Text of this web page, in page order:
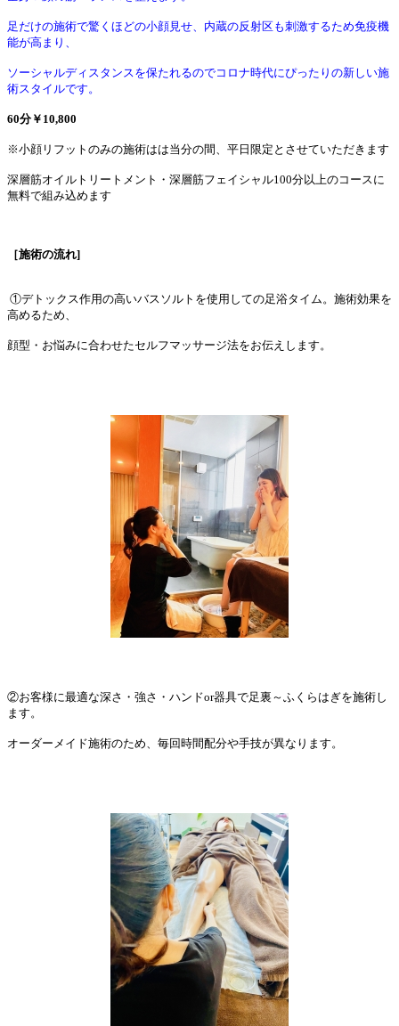
足だけの施術で驚くほどの小顔見せ、内蔵の反射区も刺激するため免疫機
能が高まり、
ソーシャルディスタンスを保たれるのでコロナ時代にぴったりの新しい施
術スタイルです。
60分￥10,800
※小顔リフットのみの施術はは当分の間、平日限定とさせていただきます
深層筋オイルトリートメント・深層筋フェイシャル100分以上のコースに
無料で組み込めます
［施術の流れ]
①デトックス作用の高いバスソルトを使用しての足浴タイム。施術効果を
高めるため、
顔型・お悩みに合わせたセルフマッサージ法をお伝えします。
②お客様に最適な深さ・強さ・ハンドor器具で足裏～ふくらはぎを施術し
ます。
オーダーメイド施術のため、毎回時間配分や手技が異なります。